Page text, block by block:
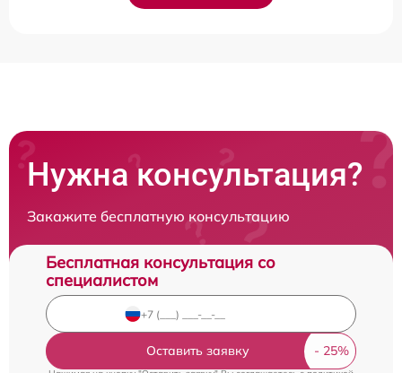
Нужна консультация?
Закажите бесплатную консультацию
Бесплатная консультация со
специалистом
Оставить заявку